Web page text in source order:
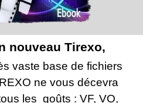
nouveau Tirexo,
vaste base de fichiers
ne vous décevra
les goûts : VF, VO,